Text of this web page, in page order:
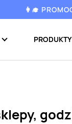
👩‍🎓
PRODUKTY